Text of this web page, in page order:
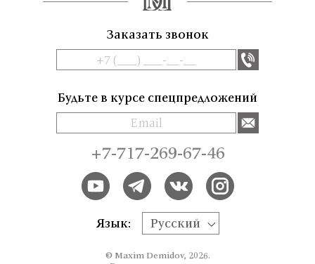
Заказать звонок
Будьте в курсе спецпредложений
+7-717-269-67-46
Язык: Русский
© Maxim Demidov, 2026.